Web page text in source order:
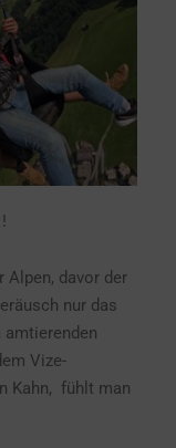
Alpen, davor der
nur das
Vize-
Kahn, fühlt man